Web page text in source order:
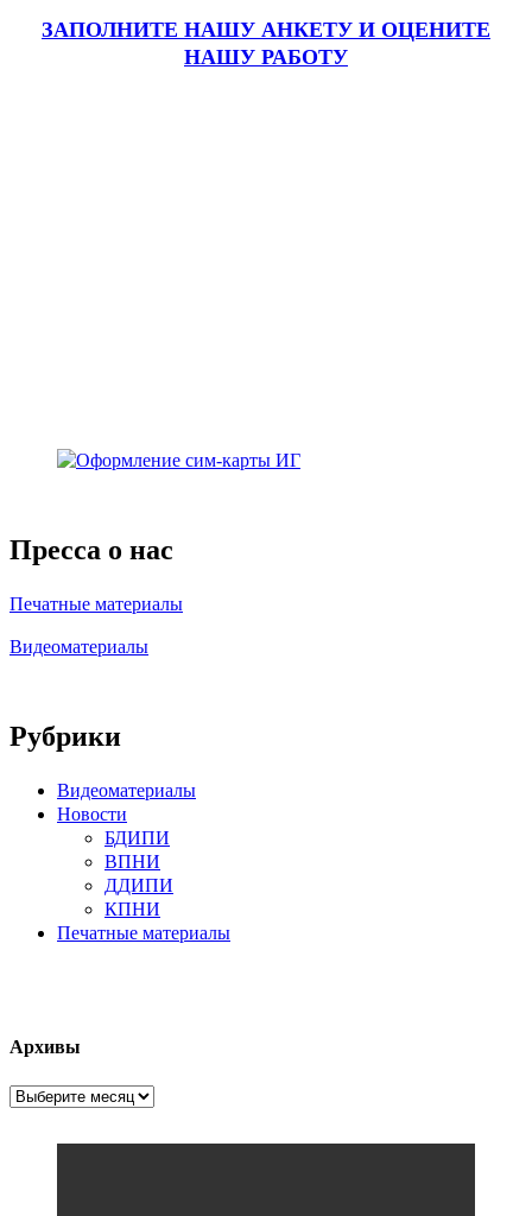
ЗАПОЛНИТЕ НАШУ АНКЕТУ И ОЦЕНИТЕ
НАШУ РАБОТУ
Пресса о нас
Печатные материалы
Видеоматериалы
Рубрики
Видеоматериалы
Новости
БДИПИ
ВПНИ
ДДИПИ
КПНИ
Печатные материалы
Архивы
Архивы